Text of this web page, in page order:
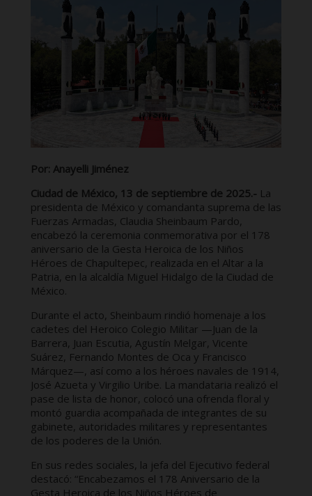
Por: Anayelli Jiménez
Ciudad de México, 13 de septiembre de 2025.- La
presidenta de México y comandanta suprema de las
Fuerzas Armadas, Claudia Sheinbaum Pardo,
encabezó la ceremonia conmemorativa por el 178
aniversario de la Gesta Heroica de los Niños
Héroes de Chapultepec, realizada en el Altar a la
Patria, en la alcaldía Miguel Hidalgo de la Ciudad de
México.
Durante el acto, Sheinbaum rindió homenaje a los
cadetes del Heroico Colegio Militar —Juan de la
Barrera, Juan Escutia, Agustín Melgar, Vicente
Suárez, Fernando Montes de Oca y Francisco
Márquez—, así como a los héroes navales de 1914,
José Azueta y Virgilio Uribe. La mandataria realizó el
pase de lista de honor, colocó una ofrenda floral y
montó guardia acompañada de integrantes de su
gabinete, autoridades militares y representantes
de los poderes de la Unión.
En sus redes sociales, la jefa del Ejecutivo federal
destacó: “Encabezamos el 178 Aniversario de la
Gesta Heroica de los Niños Héroes de